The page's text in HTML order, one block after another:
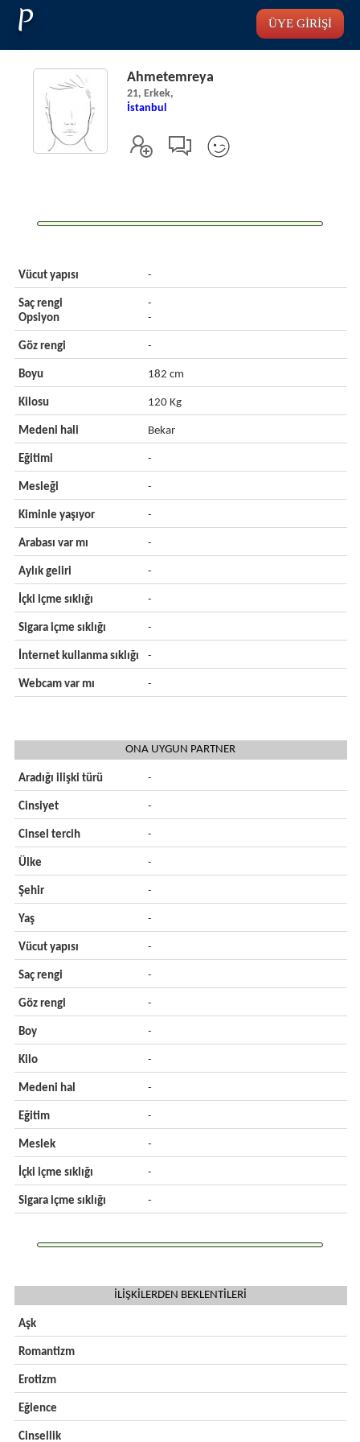
P ÜYE GİRİŞİ
Ahmetemreya
21, Erkek,
İstanbul
Vücut yapısı -
Saç rengi
Opsiyon
-
-
Göz rengi -
Boyu 182 cm
Kilosu 120 Kg
Medeni hali Bekar
Eğitimi -
Mesleği -
Kiminle yaşıyor -
Arabası var mı -
Aylık geliri -
İçki içme sıklığı -
Sigara içme sıklığı -
İnternet kullanma sıklığı -
Webcam var mı -
ONA UYGUN PARTNER
Aradığı ilişki türü -
Cinsiyet -
Cinsel tercih -
Ülke -
Şehir -
Yaş -
Vücut yapısı -
Saç rengi -
Göz rengi -
Boy -
Kilo -
Medeni hal -
Eğitim -
Meslek -
İçki içme sıklığı -
Sigara içme sıklığı -
İLİŞKİLERDEN BEKLENTİLERİ
Aşk
Romantizm
Erotizm
Eğlence
Cinsellik